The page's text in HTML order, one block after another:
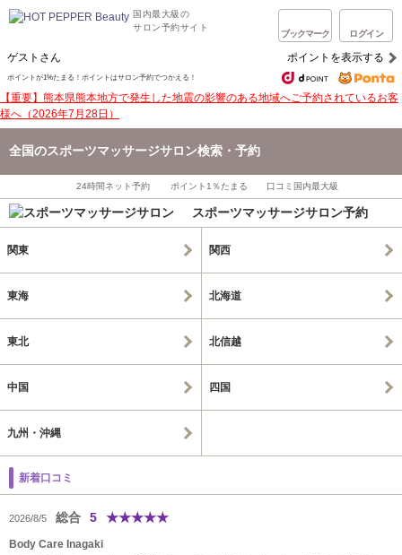
国内最大級の
サロン予約サイト
ブックマーク ログイン
ゲストさん ポイントを表示する
ポイントが1%たまる！ポイントはサロン予約でつかえる！
【重要】熊本県熊本地方で発生した地震の影響のある地域へご予約されているお客
様へ（2026年7月28日）
全国のスポーツマッサージサロン検索・予約
24時間ネット予約 ポイント1％たまる 口コミ国内最大級
スポーツマッサージサロン予約
関東 関西
東海 北海道
東北 北信越
中国 四国
九州・沖縄
新着口コミ
2026/8/5 総合 5 ★★★★★
Body Care Inagaki